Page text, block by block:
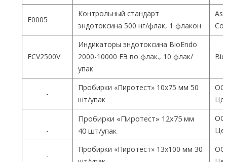
E0005
Контрольный стандарт
эндотоксина 500 нг/флак, 1 флакон
ECV2500V
Индикаторы эндотоксина BioEndo
2000-10000 ЕЭ во флак., 10 флак/
упак
-
Пробирки «Пиротест» 10х75 мм 50
шт/упак
-
Пробирки «Пиротест» 12х75 мм
40 шт/упак
-
Пробирки «Пиротест» 13х100 мм 30